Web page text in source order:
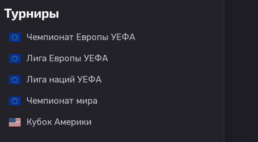
Турниры
Чемпионат Европы УЕФА
Лига Европы УЕФА
Лига наций УЕФА
Чемпионат мира
Кубок Америки